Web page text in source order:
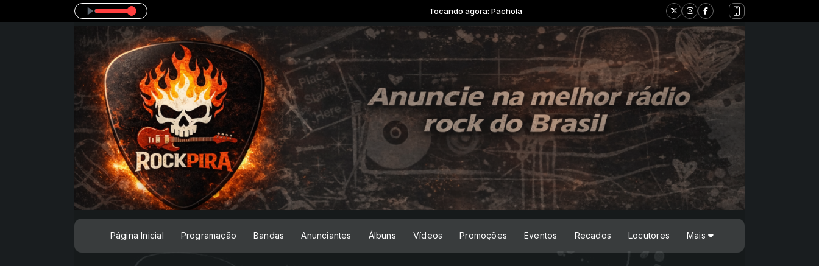
Tocando agora: Pachola
Página Inicial Programação Bandas Anunciantes Álbuns Vídeos Promoções Eventos Recados Locutores Mais